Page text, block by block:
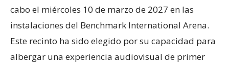
cabo el miércoles 10 de marzo de 2027 en las
instalaciones del Benchmark International Arena.
Este recinto ha sido elegido por su capacidad para
albergar una experiencia audiovisual de primer